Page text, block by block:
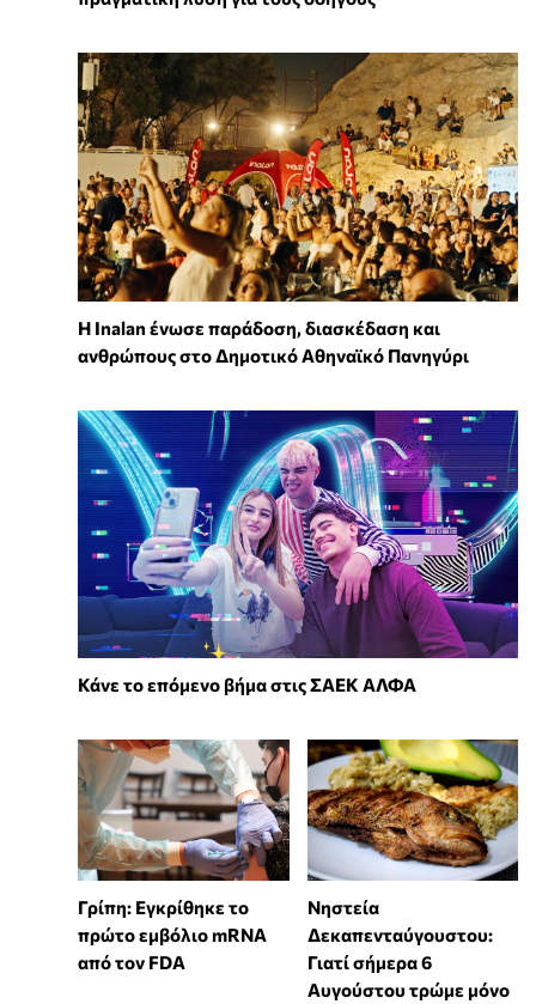
Η Inalan ένωσε παράδοση, διασκέδαση και
ανθρώπους στο Δημοτικό Αθηναϊκό Πανηγύρι
Κάνε το επόμενο βήμα στις ΣΑΕΚ ΑΛΦΑ
Γρίπη: Εγκρίθηκε το
πρώτο εμβόλιο mRNA
από τον FDA
Νηστεία
Δεκαπενταύγουστου:
Γιατί σήμερα 6
Αυγούστου τρώμε μόνο